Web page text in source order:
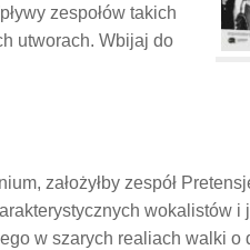
zespołów takich
utworach. Wbijaj do
założyłby zespół
wokalistów i
w szarych realiach walki o